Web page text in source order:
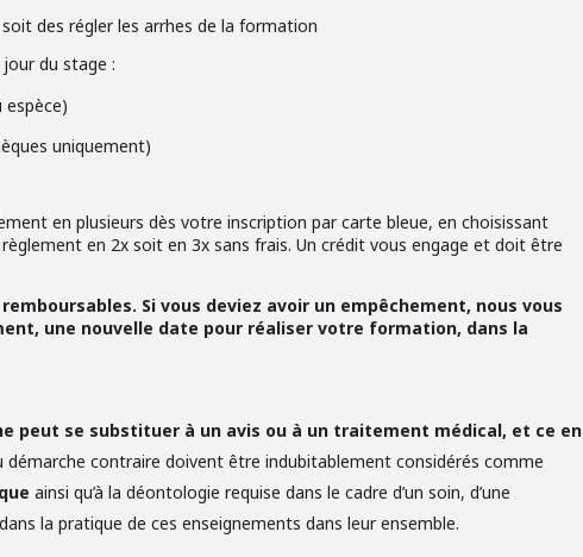
des régler les arrhes de la formation
du stage :
uniquement)
en plusieurs dès votre inscription par carte bleue, en choisissant
en 2x soit en 3x sans frais. Un crédit vous engage et doit être
Si vous deviez avoir un empêchement, nous vous
une nouvelle date pour réaliser votre formation, dans la
peut se substituer à un avis ou à un traitement médical, et ce en
démarche contraire doivent être indubitablement considérés comme
ainsi qu’à la déontologie requise dans le cadre d’un soin, d’une
la pratique de ces enseignements dans leur ensemble.